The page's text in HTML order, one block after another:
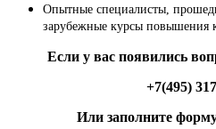
Опытные специалисты,
зарубежные курсы повышения
Если у вас появились
+7(495)
Или заполните